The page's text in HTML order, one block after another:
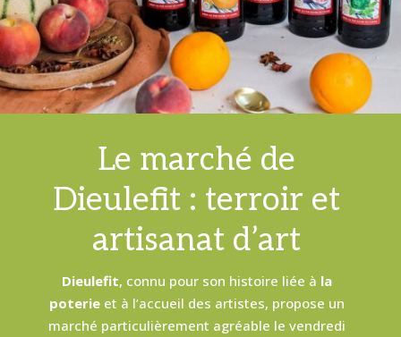
Le marché de
Dieulefit : terroir et
artisanat d’art
Dieulefit, connu pour son histoire liée à la
poterieet à l’accueil des artistes, propose un
marché particulièrement agréable le vendredi